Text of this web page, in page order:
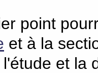
point
et à la
et la